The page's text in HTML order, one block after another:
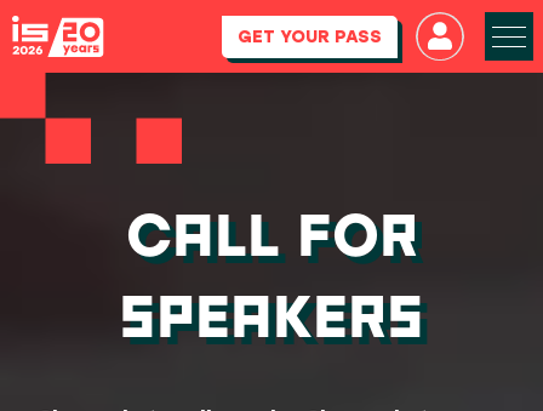
GET YOUR PASS
CALL FOR
SPEAKERS